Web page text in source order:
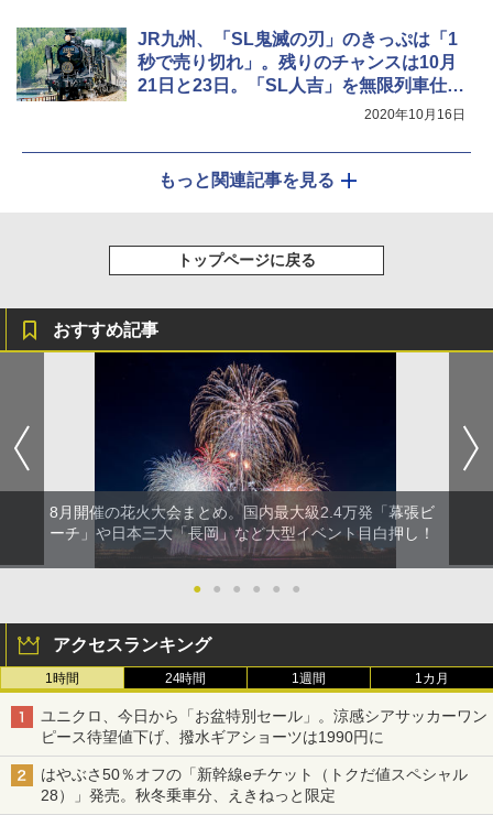
JR九州、「SL鬼滅の刃」のきっぷは「1
秒で売り切れ」。残りのチャンスは10月
21日と23日。「SL人吉」を無限列車仕様
2020年10月16日
もっと関連記事を見る
トップページに戻る
おすすめ記事
8月開催の花火大会まとめ。国内最大級2.4万発「幕張ビ
ーチ」や日本三大「長岡」など大型イベント目白押し！
● ● ● ● ● ●
アクセスランキング
1時間 24時間 1週間 1カ月
ユニクロ、今日から「お盆特別セール」。涼感シアサッカーワン
ピース待望値下げ、撥水ギアショーツは1990円に
はやぶさ50％オフの「新幹線eチケット（トクだ値スペシャル
28）」発売。秋冬乗車分、えきねっと限定